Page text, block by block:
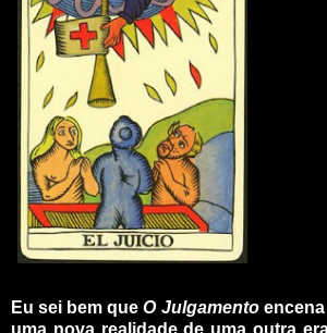
Eu sei bem queO Julgamentoencena
uma nova realidade de uma outra